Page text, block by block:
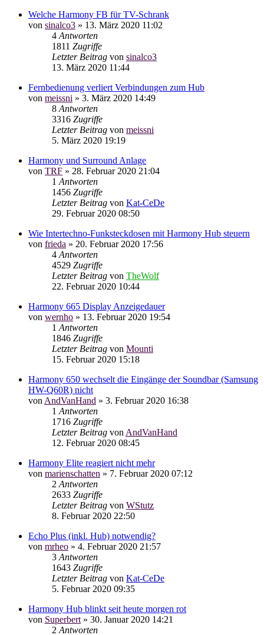
Welche Harmony FB für TV-Schrank
von sinalco3 » 13. März 2020 11:02
4 Antworten
1811 Zugriffe
Letzter Beitrag von sinalco3
13. März 2020 11:44
Fernbedienung verliert Verbindungen zum Hub
von meissni » 3. März 2020 14:49
8 Antworten
3316 Zugriffe
Letzter Beitrag von meissni
5. März 2020 19:19
Harmony und Surround Anlage
von TRF » 28. Februar 2020 21:04
1 Antworten
1456 Zugriffe
Letzter Beitrag von Kat-CeDe
29. Februar 2020 08:50
Wie Intertechno-Funksteckdosen mit Harmony Hub steuern
von frieda » 20. Februar 2020 17:56
4 Antworten
4529 Zugriffe
Letzter Beitrag von TheWolf
22. Februar 2020 10:44
Harmony 665 Display Anzeigedauer
von wernho » 13. Februar 2020 19:54
1 Antworten
1846 Zugriffe
Letzter Beitrag von Mounti
15. Februar 2020 15:18
Harmony 650 wechselt die Eingänge der Soundbar (Samsung
HW-Q60R) nicht
von AndVanHand » 3. Februar 2020 16:38
1 Antworten
1716 Zugriffe
Letzter Beitrag von AndVanHand
12. Februar 2020 08:45
Harmony Elite reagiert nicht mehr
von marienschatten » 7. Februar 2020 07:12
2 Antworten
2633 Zugriffe
Letzter Beitrag von WStutz
8. Februar 2020 22:50
Echo Plus (inkl. Hub) notwendig?
von mrheo » 4. Februar 2020 21:57
3 Antworten
1643 Zugriffe
Letzter Beitrag von Kat-CeDe
5. Februar 2020 09:35
Harmony Hub blinkt seit heute morgen rot
von Superbert » 30. Januar 2020 14:21
2 Antworten